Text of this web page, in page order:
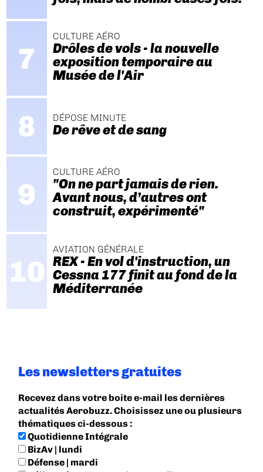
CULTURE AÉRO
Drôles de vols - la nouvelle
exposition temporaire au
Musée de l'Air
DÉPOSE MINUTE
De rêve et de sang
CULTURE AÉRO
"On ne part jamais de rien.
Avant nous, d’autres ont
construit, expérimenté"
AVIATION GÉNÉRALE
REX - En vol d'instruction, un
Cessna 177 finit au fond de la
Méditerranée
Les newsletters gratuites
Recevez dans votre boite e-mail les dernières
actualités Aerobuzz. Choisissez une ou plusieurs
thématiques ci-dessous :
Quotidienne Intégrale
BizAv | lundi
Défense | mardi